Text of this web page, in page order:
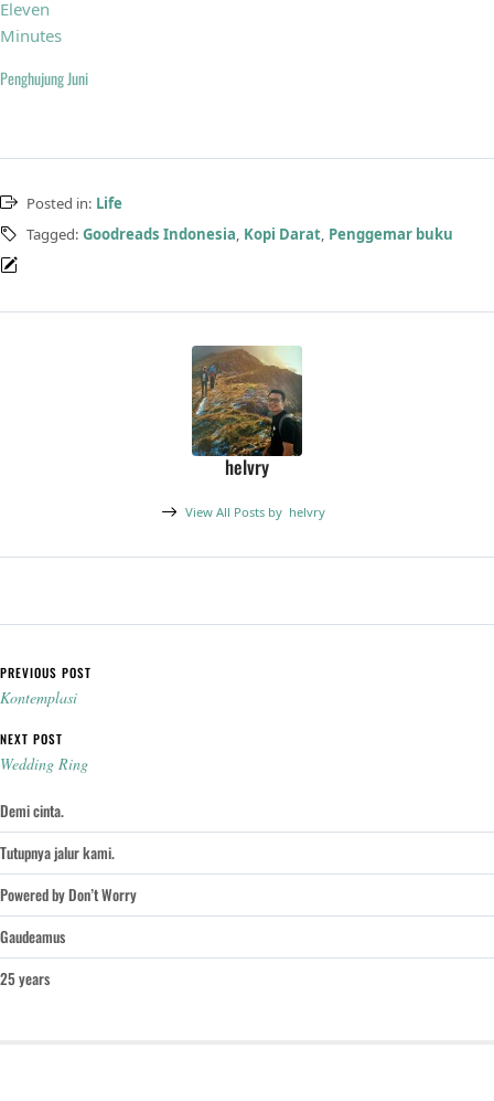
merupakan wadah bagi kita
untuk berekspresi dan
kehidupan yang rutin. Dan
Penghujung Juni
Posted in: Life
Tagged: Goodreads Indonesia, Kopi Darat, Penggemar buku
helvry
View All Posts by helvry
Post navigation
PREVIOUS POST
Kontemplasi
NEXT POST
Wedding Ring
Demi cinta.
Tutupnya jalur kami.
Powered by Don’t Worry
Gaudeamus
25 years